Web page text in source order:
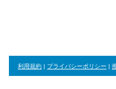
利用規約 | プライバシーポリシー |